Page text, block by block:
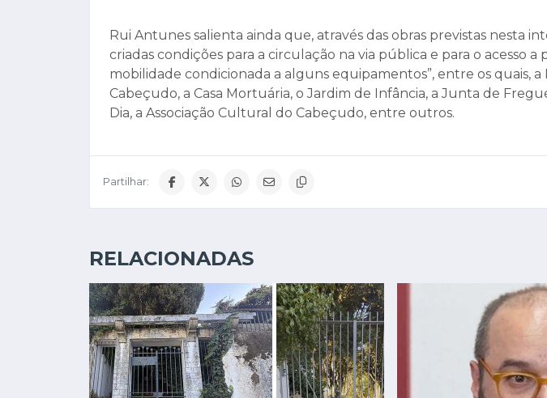
Rui Antunes salienta ainda que, através das obras previstas nesta
criadas condições para a circulação na via pública e para o acesso a
mobilidade condicionada a alguns equipamentos”, entre os quais,
Cabeçudo, a Casa Mortuária, o Jardim de Infância, a Junta de
Dia, a Associação Cultural do Cabeçudo, entre outros.
Partilhar:
RELACIONADAS